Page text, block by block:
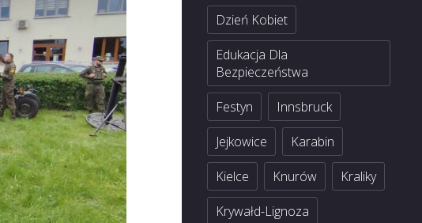
Dzień Kobiet
Edukacja Dla
Bezpieczeństwa
Festyn
Innsbruck
Jejkowice
Karabin
Kielce
Knurów
Kraliky
Krywałd-Lignoza